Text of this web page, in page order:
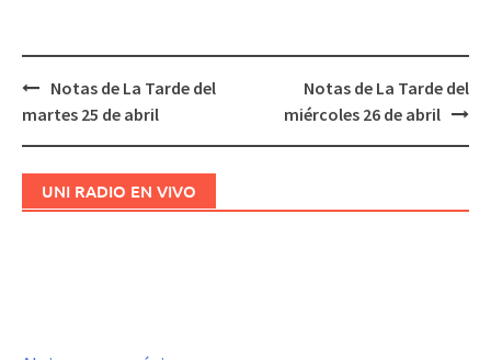
Navegación
Notas de La Tarde del
martes 25 de abril
Notas de La Tarde del
miércoles 26 de abril
UNI RADIO EN VIVO